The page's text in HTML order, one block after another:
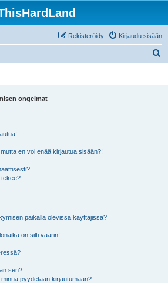
Kirjaudu sisään
Rekisteröidy
ongelmat
en voi enää kirjautua sisään?!
tekee?
paikalla olevissa käyttäjissä?
on silti väärin!
sen?
pyydetään kirjautumaan?